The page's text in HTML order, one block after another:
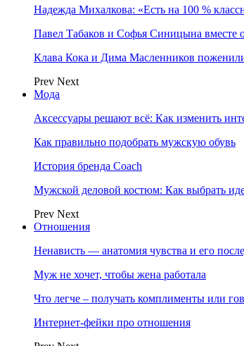
Надежда Михалкова: «Есть на 100 %
Павел Табаков и Софья Синицына вместе
Клава Кока и Дима Масленников
Prev Next
Мода
Аксессуары решают всё: Как изменить
Как правильно подобрать мужскую обувь
История бренда Coach
Мужской деловой костюм: Как выбрать
Prev Next
Отношения
Ненависть — анатомия чувства и его
Муж не хочет, чтобы жена работала
Что легче – получать комплименты или
Интернет-фейки про отношения